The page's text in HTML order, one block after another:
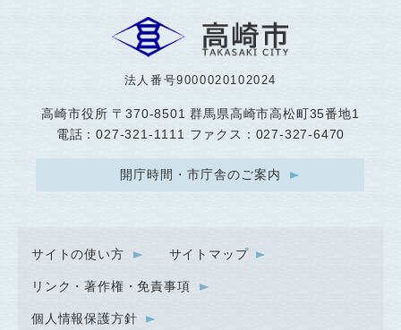
法人番号9000020102024
高崎市役所 〒370-8501 群馬県高崎市高松町35番地1
電話：027-321-1111 ファクス：027-327-6470
開庁時間・市庁舎のご案内
サイトの使い方 サイトマップ
リンク・著作権・免責事項
個人情報保護方針